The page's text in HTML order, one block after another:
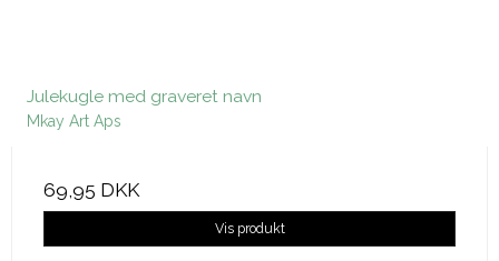
Julekugle med graveret navn
Mkay Art Aps
69,95 DKK
Vis produkt